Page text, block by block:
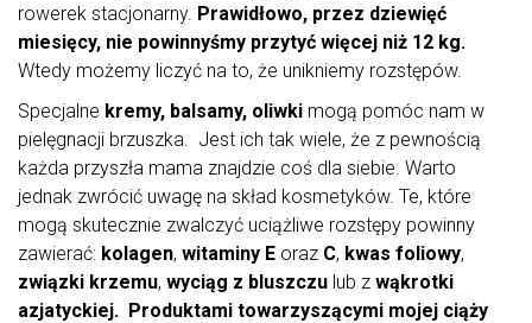
rowerek stacjonarny. Prawidłowo, przez dziewięć
miesięcy, nie powinnyśmy przytyć więcej niż 12 kg.
Wtedy możemy liczyć na to, że unikniemy rozstępów.
Specjalne kremy, balsamy, oliwki mogą pomóc nam w
pielęgnacji brzuszka. Jest ich tak wiele, że z pewnością
każda przyszła mama znajdzie coś dla siebie. Warto
jednak zwrócić uwagę na skład kosmetyków. Te, które
mogą skutecznie zwalczyć uciążliwe rozstępy powinny
zawierać: kolagen, witaminy E oraz C, kwas foliowy,
związki krzemu, wyciąg z bluszczu lub z wąkrotki
azjatyckiej. Produktami towarzyszącymi mojej ciąży